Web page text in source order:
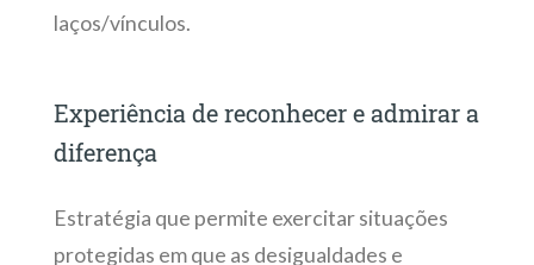
laços/vínculos.
Experiência de reconhecer e admirar a
diferença
Estratégia que permite exercitar situações
protegidas em que as desigualdades e